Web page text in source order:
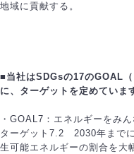
地域に貢献する。
■当社はSDGsの17のGOAL
に、ターゲットを定めていま
・GOAL7：エネルギーをみ
ターゲット7.2 2030年まで
生可能エネルギーの割合を大